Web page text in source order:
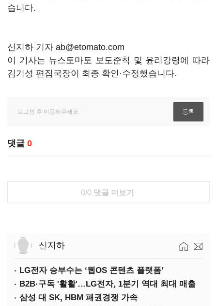
습니다.
신지하 기자 ab@etomato.com
이 기사는 뉴스토마토 보도준칙 및 윤리강령에 따라
김기성 편집국장이 최종 확인·수정했습니다.
댓글 0
0/0 댓글 더보기
신지하
LG전자 승부수는 ‘웹OS 콘텐츠 플랫폼’
B2B·구독 '활활'…LG전자, 1분기 역대 최대 매출
삼성 대 SK, HBM 패권경쟁 가속